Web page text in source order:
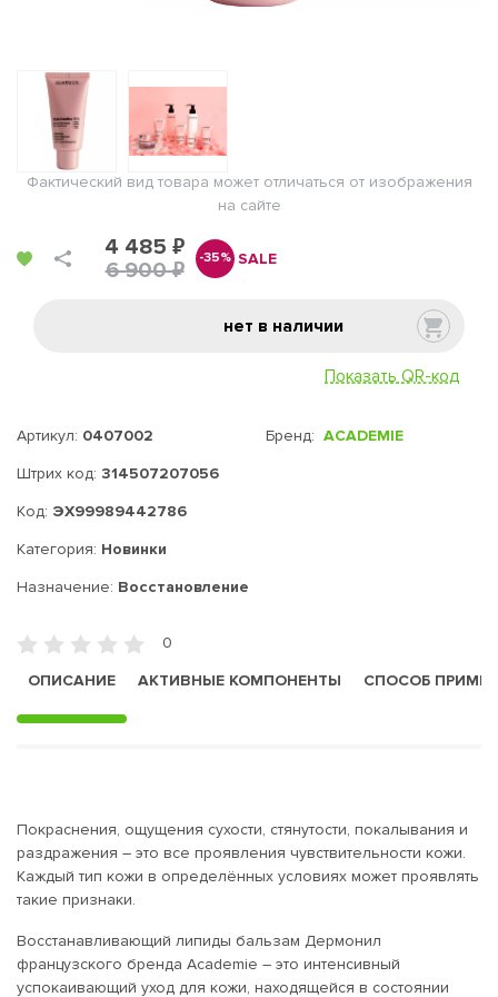
Фактический вид товара может отличаться от изображения
на сайте
4 485 ₽
6 900 ₽
-35% SALE
нет в наличии
Показать QR-код
Артикул: 0407002
Штрих код: 314507207056
Код: ЭХ99989442786
Бренд: ACADEMIE
Категория: Новинки
Назначение: Восстановление
0
ОПИСАНИЕ
АКТИВНЫЕ КОМПОНЕНТЫ СПОСОБ
Покраснения, ощущения сухости, стянутости, покалывания и
раздражения – это все проявления чувствительности кожи.
Каждый тип кожи в определённых условиях может проявлять
такие признаки.
Восстанавливающий липиды бальзам Дермонил
французского бренда Academie – это интенсивный
успокаивающий уход для кожи, находящейся в состоянии